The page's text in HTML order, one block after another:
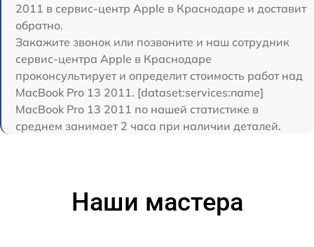
2011 в сервис-центр Apple в Краснодаре и доставит
обратно.
Закажите звонок или позвоните и наш сотрудник
сервис-центра Apple в Краснодаре
проконсультирует и определит стоимость работ над
MacBook Pro 13 2011. [dataset:services:name]
MacBook Pro 13 2011 по нашей статистике в
среднем занимает 2 часа при наличии деталей.
Наши мастера